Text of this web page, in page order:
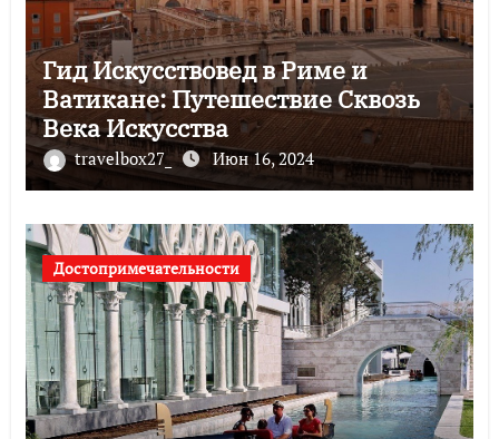
Гид Искусствовед в Риме и
Ватикане: Путешествие Сквозь
Века Искусства
travelbox27_ Июн 16, 2024
Достопримечательности